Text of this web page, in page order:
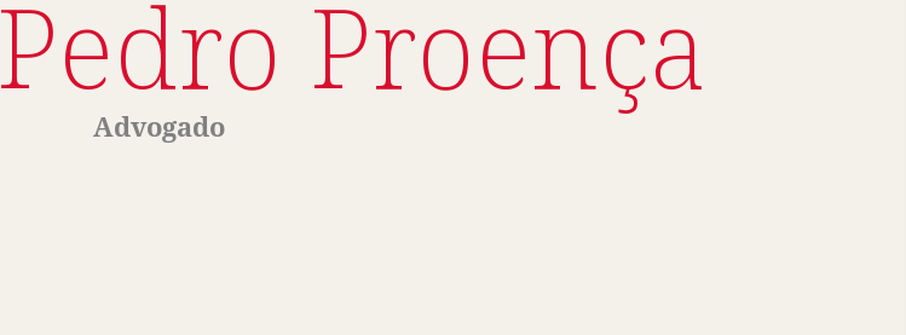
Pedro Proença
Advogado